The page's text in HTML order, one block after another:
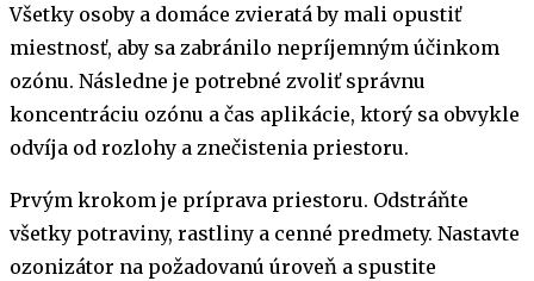
Všetky osoby a domáce zvieratá by mali opustiť
miestnosť, aby sa zabránilo nepríjemným účinkom
ozónu. Následne je potrebné zvoliť správnu
koncentráciu ozónu a čas aplikácie, ktorý sa obvykle
odvíja od rozlohy a znečistenia priestoru.
Prvým krokom je príprava priestoru. Odstráňte
všetky potraviny, rastliny a cenné predmety. Nastavte
ozonizátor na požadovanú úroveň a spustite